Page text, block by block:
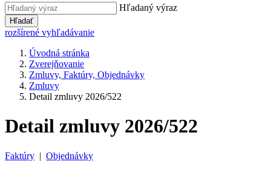
Hľadaný výraz
Hľadať
rozšírené vyhľadávanie
Úvodná stránka
Zverejňovanie
Zmluvy, Faktúry, Objednávky
Zmluvy
Detail zmluvy 2026/522
Detail zmluvy 2026/522
Faktúry | Objednávky